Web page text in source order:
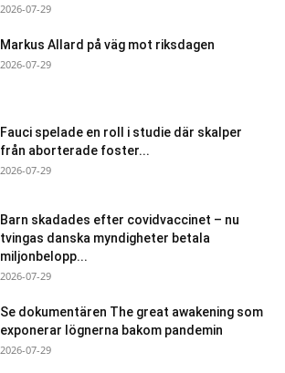
2026-07-29
Markus Allard på väg mot riksdagen
2026-07-29
Fauci spelade en roll i studie där skalper
från aborterade foster...
2026-07-29
Barn skadades efter covidvaccinet – nu
tvingas danska myndigheter betala
miljonbelopp...
2026-07-29
Se dokumentären The great awakening som
exponerar lögnerna bakom pandemin
2026-07-29